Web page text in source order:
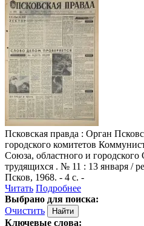
Псковская правда : Орган
городского комитетов
Союза, областного и городского
трудящихся . № 11 : 13 января /
Псков, 1968. - 4 с. -
Читать Подробнее
Выбрано для поиска:
Очистить
Ключевые слова: